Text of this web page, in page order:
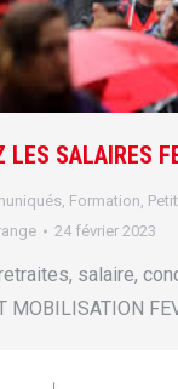
LES SALAIRES
, Formation,
24 février 2023
salaire,
MOBILISATION